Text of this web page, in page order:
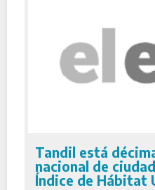
Tandil está
nacional de
Índice de Hábitat